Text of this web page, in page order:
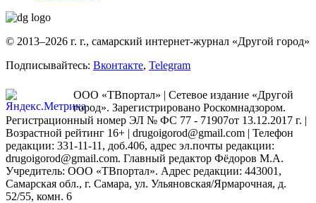
© 2013–2026 г. г., самарский интернет-журнал «Другой город»
Подписывайтесь: Вконтакте, Telegram
ООО «ТВпортал» | Сетевое издание «Другой
город». Зарегистрировано Роскомнадзором.
Регистрационный номер ЭЛ № ФС 77 - 71907от 13.12.2017 г. |
Возрастной рейтинг 16+ | drugoigorod@gmail.com | Телефон
редакции: 331-11-11, доб.406, адрес эл.почты редакции:
drugoigorod@gmail.com. Главный редактор Фёдоров М.А.
Учредитель: ООО «ТВпортал». Адрес редакции: 443001,
Самарская обл., г. Самара, ул. Ульяновская/Ярмарочная, д.
52/55, комн. 6